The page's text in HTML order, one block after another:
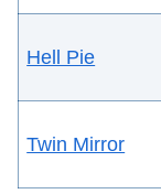
Hell Pie
Twin Mirror